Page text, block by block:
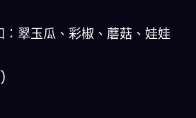
翠玉瓜、彩椒、蘑菇、娃娃